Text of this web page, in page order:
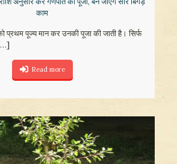
काम
प्रथम पूज्य मान कर उनकी पूजा की जाती है। सिर्फ
Read more